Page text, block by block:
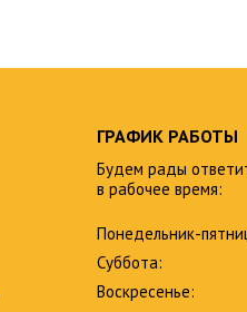
ГРАФИК РАБОТЫ
Будем рады
в рабочее время:
Понедельник-
Суббота:
Воскресенье: